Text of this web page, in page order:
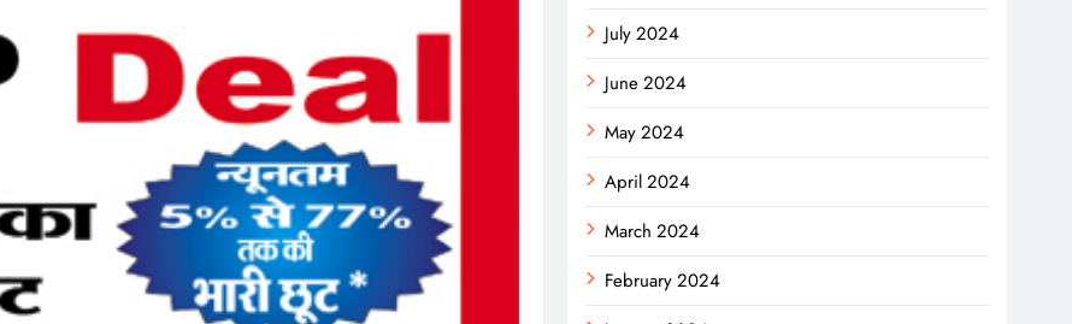
July 2024
June 2024
May 2024
April 2024
March 2024
February 2024